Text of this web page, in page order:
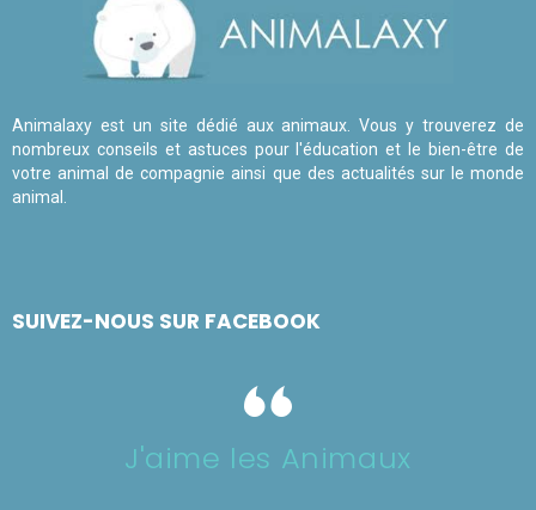
Animalaxy est un site dédié aux animaux. Vous y trouverez de
nombreux conseils et astuces pour l'éducation et le bien-être de
votre animal de compagnie ainsi que des actualités sur le monde
animal.
SUIVEZ-NOUS SUR FACEBOOK
J'aime les Animaux